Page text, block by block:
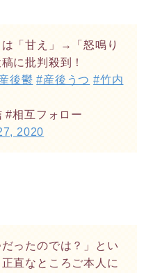
「甘え」→「怒鳴り
に批判殺到！
後鬱 #産後うつ #竹内
相互フォロー
2020
ったのでは？」とい
直なところご本人に